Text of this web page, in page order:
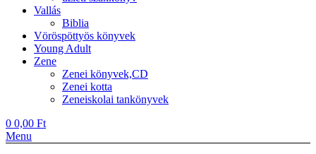
Vallás
Biblia
Vöröspöttyös könyvek
Young Adult
Zene
Zenei könyvek,CD
Zenei kotta
Zeneiskolai tankönyvek
0 0,00 Ft
Menu